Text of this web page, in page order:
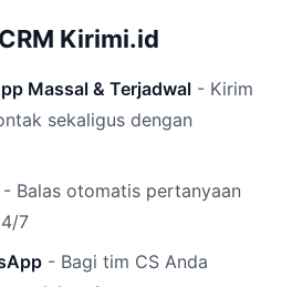
Kirimi.id
Massal & Terjadwal - Kirim
sekaligus dengan
- Balas otomatis pertanyaan
7
- Bagi tim CS Anda